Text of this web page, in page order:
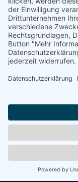
Jobs
Impressum